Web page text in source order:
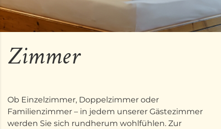
Zimmer
Ob Einzelzimmer, Doppelzimmer oder
Familienzimmer – in jedem unserer Gästezimmer
werden Sie sich rundherum wohlfühlen. Zur